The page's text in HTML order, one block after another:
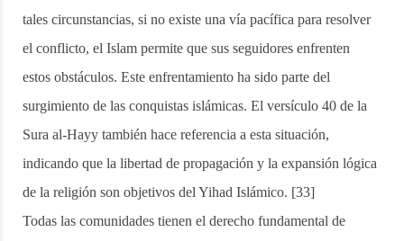
tales circunstancias, si no existe una vía pacífica para resolver
el conflicto, el Islam permite que sus seguidores enfrenten
estos obstáculos. Este enfrentamiento ha sido parte del
surgimiento de las conquistas islámicas. El versículo 40 de la
Sura al-Hayy también hace referencia a esta situación,
indicando que la libertad de propagación y la expansión lógica
de la religión son objetivos del Yihad Islámico. [33]
Todas las comunidades tienen el derecho fundamental de